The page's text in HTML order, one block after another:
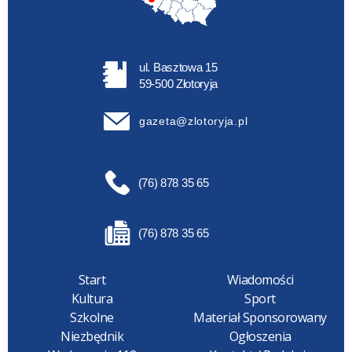
ul. Basztowa 15
59-500 Złotoryja
gazeta@zlotoryja.pl
(76) 878 35 65
(76) 878 35 65
Start
Wiadomości
Kultura
Sport
Szkolne
Materiał Sponsorowany
Niezbędnik
Ogłoszenia